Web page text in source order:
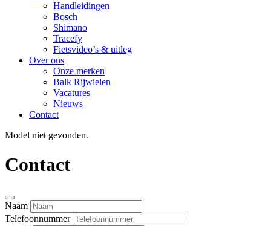
Handleidingen
Bosch
Shimano
Tracefy
Fietsvideo’s & uitleg
Over ons
Onze merken
Balk Rijwielen
Vacatures
Nieuws
Contact
Model niet gevonden.
Contact
Naam
Telefoonnummer